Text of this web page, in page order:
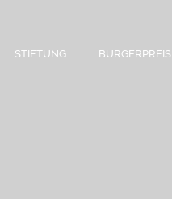
STIFTUNG BÜRGERPREIS